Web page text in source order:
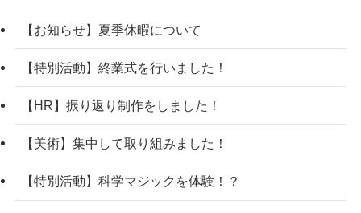
【お知らせ】夏季休暇について
【特別活動】終業式を行いました！
【HR】振り返り制作をしました！
【美術】集中して取り組みました！
【特別活動】科学マジックを体験！？